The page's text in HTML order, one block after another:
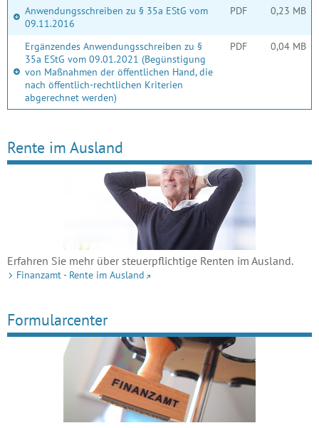
Anwendungsschreiben zu § 35a EStG vom
09.11.2016
PDF 0,23 MB
Ergänzendes Anwendungsschreiben zu §
35a EStG vom 09.01.2021 (Begünstigung
von Maßnahmen der öffentlichen Hand, die
nach öffentlich-rechtlichen Kriterien
abgerechnet werden)
PDF 0,04 MB
Rente im Ausland
Erfahren Sie mehr über steuerpflichtige Renten im Ausland.
Finanzamt - Rente im Ausland
Formularcenter